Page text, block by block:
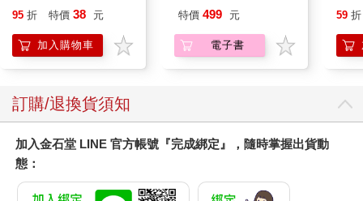
95 折 特價 38 元
加入購物車
我療癒聖經（長銷典
特價 499 元
電子書
涼
毛巾
59 折
訂購/退換貨須知
加入金石堂 LINE 官方帳號『完成綁定』，隨時掌握出貨動
態：